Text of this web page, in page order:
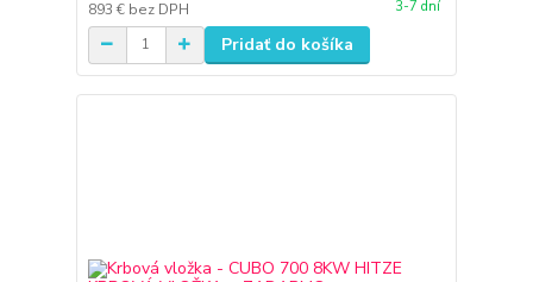
893 € bez DPH 3-7 dní
Pridať do košíka